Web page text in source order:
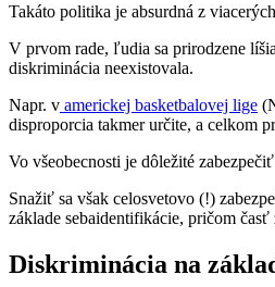
Takáto politika je absurdná z
V prvom rade, ľudia sa prirodzene
diskriminácia neexistovala.
Napr. v americkej basketbalovej lige
disproporcia takmer určite, a celkom
Vo všeobecnosti je dôležité
Snažiť sa však celosvetovo (!)
základe sebaidentifikácie, pričom
Diskriminácia na